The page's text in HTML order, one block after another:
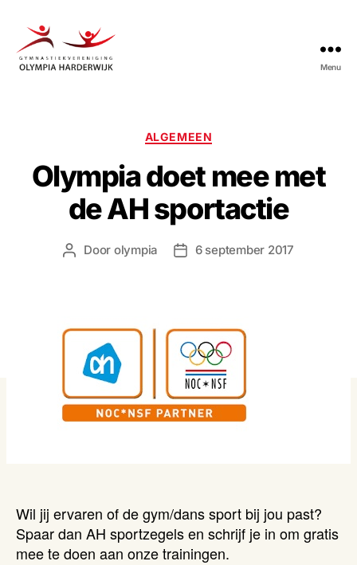
Menu
Categorieën
ALGEMEEN
Olympia doet mee met
de AH sportactie
Berichtauteur
Door olympia Berichtdatum
6 september 2017
Wil jij ervaren of de gym/dans sport bij jou past?
Spaar dan AH sportzegels en schrijf je in om gratis
mee te doen aan onze trainingen.